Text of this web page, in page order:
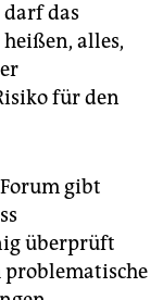
das
alles,
für den
gibt
überprüft
problematische